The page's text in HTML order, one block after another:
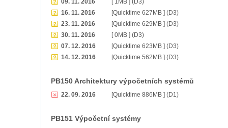
09. 11. 2016
[ 1MB ] (D3)
16. 11. 2016
[Quicktime 627MB ] (D3)
23. 11. 2016
[Quicktime 629MB ] (D3)
30. 11. 2016
[ 0MB ] (D3)
07. 12. 2016
[Quicktime 623MB ] (D3)
14. 12. 2016
[Quicktime 562MB ] (D3)
PB150 Architektury výpočetních systémů
22. 09. 2016 [Quicktime 886MB ] (D1)
PB151 Výpočetní systémy